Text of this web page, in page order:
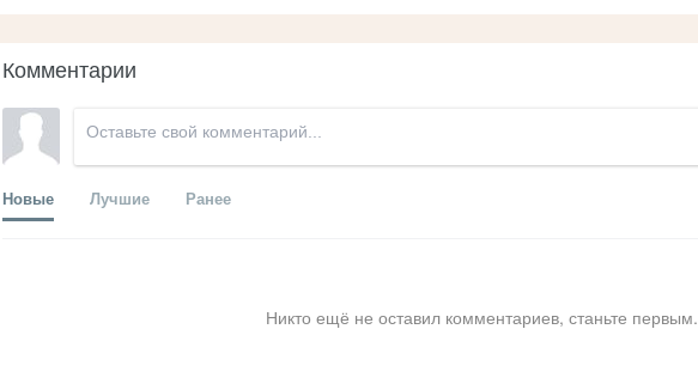
Комментарии
Новые Лучшие Ранее
Никто ещё не оставил комментариев, станьте первым.